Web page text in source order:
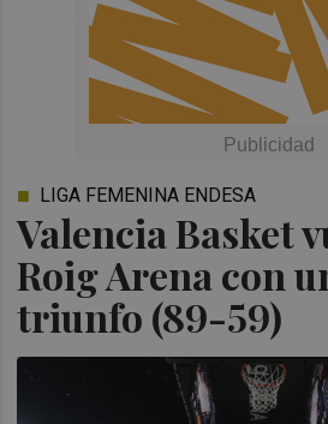
Valencia Basket
Roig Arena con
triunfo (89-59)
LIGA FEMENINA ENDESA